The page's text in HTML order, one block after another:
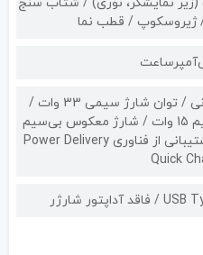
ژیروسکوپ / قطب نما
لیتیوم یونی / توان شارژ سیمی 33 وات /
شارژ بی‌سیم 15 وات / شارژ معکوس بی‌سیم
5 وات / پشتیبانی از فناوری Power Delivery